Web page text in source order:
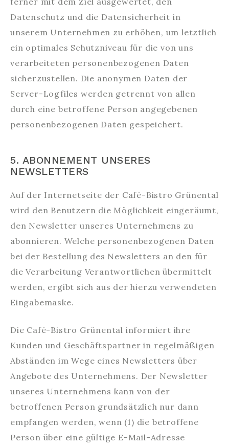
Datenschutz und die Datensicherheit in
unserem Unternehmen zu erhöhen, um letztlich
ein optimales Schutzniveau für die von uns
verarbeiteten personenbezogenen Daten
sicherzustellen. Die anonymen Daten der
Server-Logfiles werden getrennt von allen
durch eine betroffene Person angegebenen
personenbezogenen Daten gespeichert.
5. ABONNEMENT UNSERES
NEWSLETTERS
Auf der Internetseite der Café-Bistro Grünental
wird den Benutzern die Möglichkeit eingeräumt,
den Newsletter unseres Unternehmens zu
abonnieren. Welche personenbezogenen Daten
bei der Bestellung des Newsletters an den für
die Verarbeitung Verantwortlichen übermittelt
werden, ergibt sich aus der hierzu verwendeten
Eingabemaske.
Die Café-Bistro Grünental informiert ihre
Kunden und Geschäftspartner in regelmäßigen
Abständen im Wege eines Newsletters über
Angebote des Unternehmens. Der Newsletter
unseres Unternehmens kann von der
betroffenen Person grundsätzlich nur dann
empfangen werden, wenn (1) die betroffene
Person über eine gültige E-Mail-Adresse